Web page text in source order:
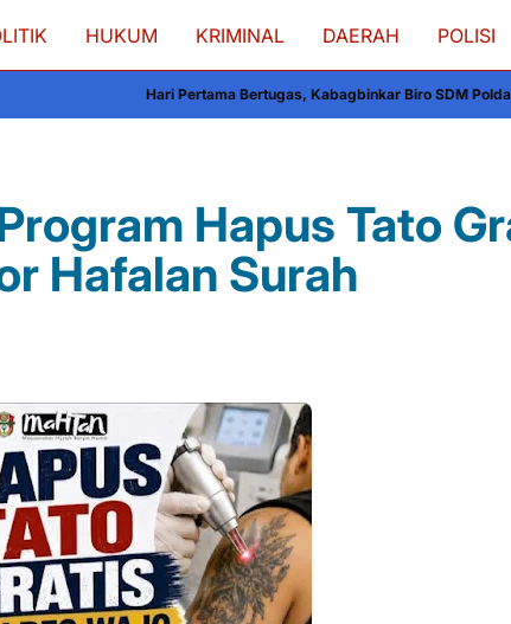
HUKUM KRIMINAL DAERAH POLISI
Pertama Bertugas, Kabagbinkar Biro SDM Polda Sulsel Ajak Personel
Hapus Tato
Hafalan Surah